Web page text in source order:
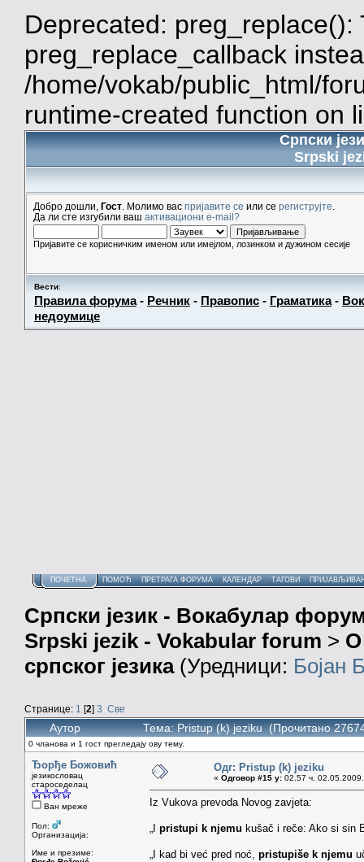
Deprecated:
preg_replace_callback
/home/vokab/public_html/
runtime-created function on
Српски
Srpski
Добро дошли, Гост . Молимо вас пријавите се или се региструјте
Да ли сте изгубили ваш активациони e-mail?
Пријавите се корисничким именом или имејлом, лозинком и дужином сесије
Вести:
Правила форума- Речник - Правопис - Граматика-
недоумице
ПОЧЕТНА ПОМОЋ ПРЕТРАГА ФОРУМА КАЛЕНДАР ТАГОВИ
Српски језик - Вокабулар
Srpski jezik - Vokabular forum > О
српског језика(Уредници: Бојан
Странице: 1 [2] 3 Све
Аутор Тема: Pristup (k) jeziku (Прочитано
0 чланова и 1 гост прегледају ову тему.
Ђорђе Божовић
језикословац
староседелац
Ван мреже
Пол:
Организација:
Име и презиме:
Одг: Pristup (k) jeziku
« Одговор #15 у: 02.57 ч.
Iz Vukova prevoda Novog zavjeta:
„I pristupi k njemu kušač i reče: Ako si sin
„I kad bi već pred noć, pristupiše k njemu